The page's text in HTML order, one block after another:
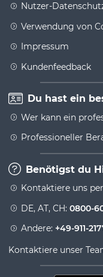
Nutzer-
Verwendung von
Impressum
Kundenfeedback
Du hast ein
Wer kann ein
Professioneller
Benötigst du
Kontaktiere uns
DE, AT, CH: 0800-
Andere: +49-911-
Kontaktiere unser